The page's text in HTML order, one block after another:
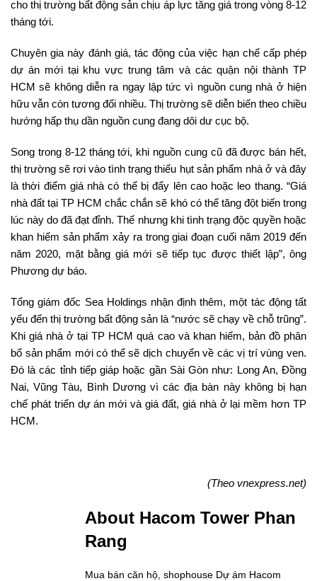
cho thị trường bất động sản chịu áp lực tăng giá trong vòng 8-12
tháng tới.
Chuyên gia này đánh giá, tác động của việc hạn chế cấp phép
dự án mới tại khu vực trung tâm và các quận nội thành TP
HCM sẽ không diễn ra ngay lập tức vì nguồn cung nhà ở hiện
hữu vẫn còn tương đối nhiều. Thị trường sẽ diễn biến theo chiều
hướng hấp thụ dần nguồn cung đang dôi dư cục bộ.
Song trong 8-12 tháng tới, khi nguồn cung cũ đã được bán hết,
thị trường sẽ rơi vào tình trạng thiếu hụt sản phẩm nhà ở và đây
là thời điểm giá nhà có thể bị đẩy lên cao hoặc leo thang. “Giá
nhà đất tại TP HCM chắc chắn sẽ khó có thể tăng đột biến trong
lúc này do đã đạt đỉnh. Thế nhưng khi tình trạng độc quyền hoặc
khan hiếm sản phẩm xảy ra trong giai đoạn cuối năm 2019 đến
năm 2020, mặt bằng giá mới sẽ tiếp tục được thiết lập”, ông
Phương dự báo.
Tổng giám đốc Sea Holdings nhận định thêm, một tác động tất
yếu đến thị trường bất động sản là “nước sẽ chạy về chỗ trũng”.
Khi giá nhà ở tại TP HCM quá cao và khan hiếm, bản đồ phân
bổ sản phẩm mới có thể sẽ dịch chuyển về các vị trí vùng ven.
Đó là các tỉnh tiếp giáp hoặc gần Sài Gòn như: Long An, Đồng
Nai, Vũng Tàu, Bình Dương vì các địa bàn này không bị hạn
chế phát triển dự án mới và giá đất, giá nhà ở lại mềm hơn TP
HCM.
(Theo vnexpress.net)
About Hacom Tower Phan
Rang
Mua bán căn hộ, shophouse Dự ám Hacom